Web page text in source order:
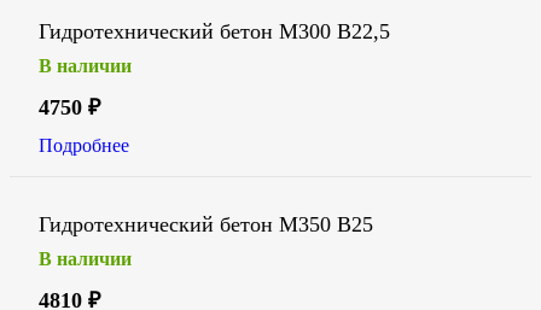
Гидротехнический бетон М300 В22,5
В наличии
4750 ₽
Подробнее
Гидротехнический бетон М350 В25
В наличии
4810 ₽